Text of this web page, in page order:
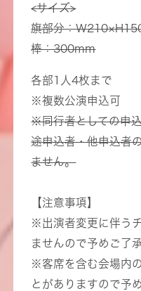
<サイズ>
旗部分：
棒：300mm
各部1人4枚まで
※複数公演申込可
※同行者としての申
途申込者・他申込者
ません。
【注意事項】
※出演者変更に伴う
ませんので予めご了
※客席を含む会場内
とがありますので予